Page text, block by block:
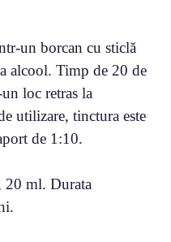
un borcan cu sticlă
alcool. Timp de 20 de
loc retras la
utilizare, tinctura este
de 1:10.
20 ml. Durata